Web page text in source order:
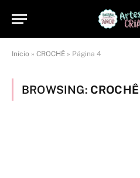
Início » CROCHÊ » Página 4
BROWSING: CROCHÊ